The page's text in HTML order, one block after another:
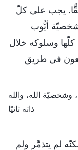
يجب على كلّ
أيُّوب
كلّها وسلوكه خلال
في طريق
وشخصيّة الله، والله
ذاته ثانيًا
لم يتذمَّر ولم